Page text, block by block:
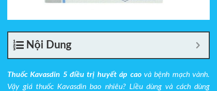
Nội Dung
Thuốc Kavasdin 5 điều trị huyết áp caovà bệnh mạch vành.
Vậy giá thuốc Kavasdin bao nhiêu? Liều dùng và cách dùng